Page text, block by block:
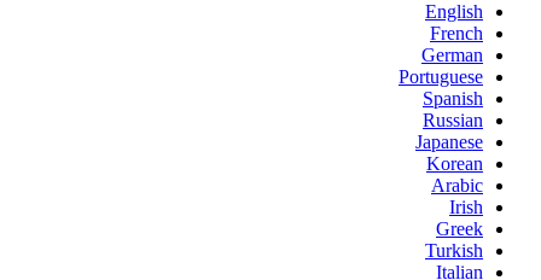
English
French
German
Portuguese
Spanish
Russian
Japanese
Korean
Arabic
Irish
Greek
Turkish
Italian